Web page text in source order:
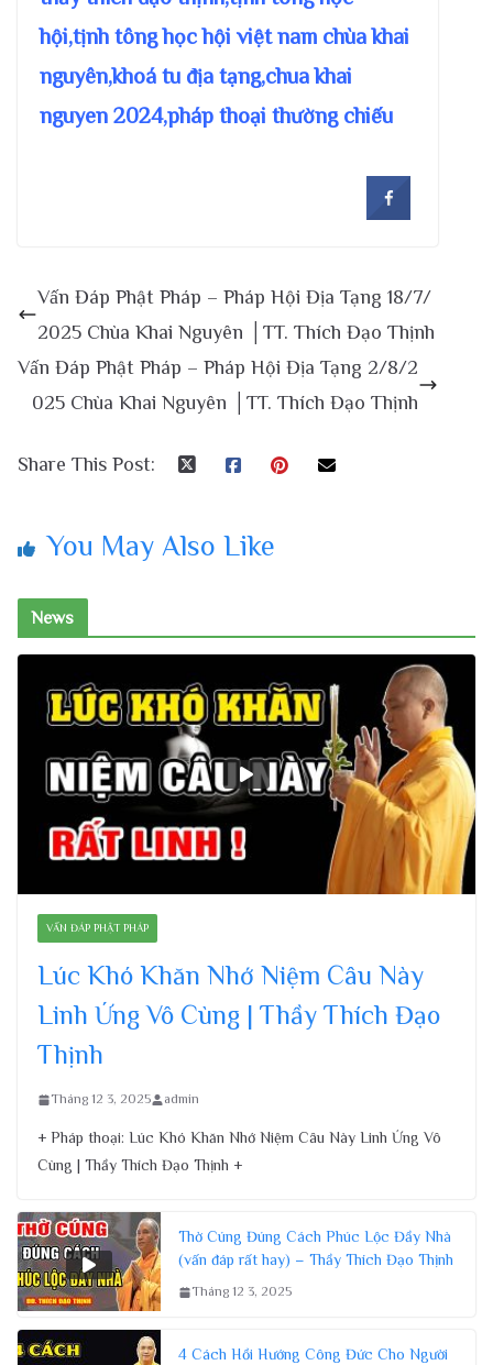
hội,tịnh tông học hội việt nam chùa khai
nguyên,khoá tu địa tạng,chua khai
nguyen 2024,pháp thoại thường chiếu
Vấn Đáp Phật Pháp – Pháp Hội Địa Tạng 18/7/
2025 Chùa Khai Nguyên │TT. Thích Đạo Thịnh
Vấn Đáp Phật Pháp – Pháp Hội Địa Tạng 2/8/2
025 Chùa Khai Nguyên │TT. Thích Đạo Thịnh
Share This Post:
You May Also Like
News
VẤN ĐÁP PHẬT PHÁP
Lúc Khó Khăn Nhớ Niệm Câu Này
Linh Ứng Vô Cùng | Thầy Thích Đạo
Thịnh
Tháng 12 3, 2025 admin
+ Pháp thoại: Lúc Khó Khăn Nhớ Niệm Câu Này Linh Ứng Vô
Cùng | Thầy Thích Đạo Thịnh +
Thờ Cúng Đúng Cách Phúc Lộc Đầy Nhà
(vấn đáp rất hay) – Thầy Thích Đạo Thịnh
Tháng 12 3, 2025
4 Cách Hồi Hướng Công Đức Cho Người